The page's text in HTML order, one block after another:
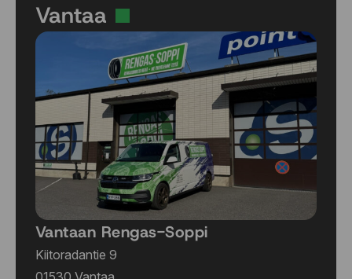
Vantaa
Vantaan Rengas-Soppi
Kiitoradantie 9